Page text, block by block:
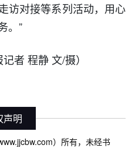
访对接等系列活动，用心
。”
者 程静 文/摄）
声明
）所有，未经书